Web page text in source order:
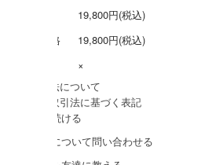
19,800円(税込)
販売価格
19,800円(税込)
×
» 採寸方法について
» 特定商取引法に基づく表記
買い物を続ける
この商品について問い合わせる